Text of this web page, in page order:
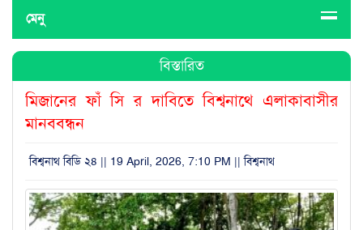
মেনু
বিস্তারিত
মিজানের ফাঁ সি র দাবিতে বিশ্বনাথে এলাকাবাসীর
মানববন্ধন
বিশ্বনাথ বিডি ২৪ || 19 April, 2026, 7:10 PM ||বিশ্বনাথ